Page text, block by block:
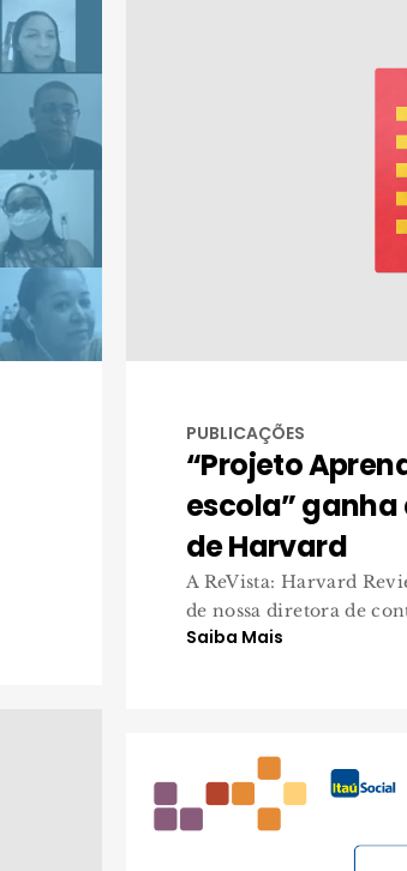
PUBLICAÇÕES
“Projeto
escola”
de Harvard
A ReVista: Harvard
de nossa diretora de
Saiba Mais